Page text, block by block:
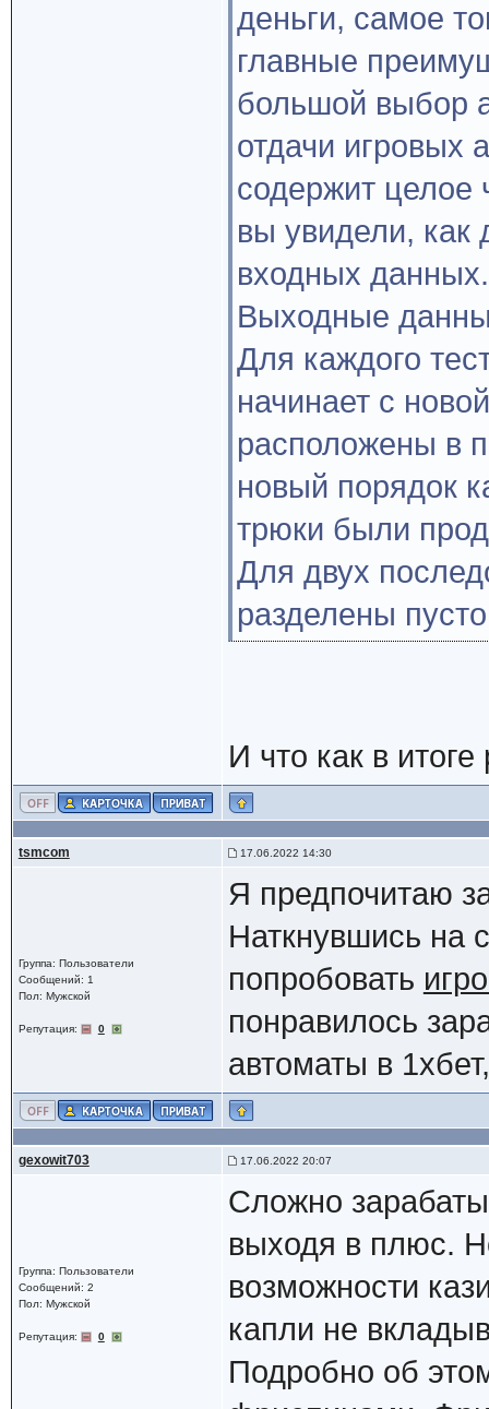
деньги, самое
главные
большой выбор
отдачи игровых
содержит целое
вы увидели, как
входных данных.
Выходные
Для каждого
начинает с
расположены в
новый порядок
трюки были
Для двух
разделены
И что как в
tsmcom 17.06.2022 14:30
Группа: Пользователи
Сообщений: 1
Пол: Мужской
Репутация: 0
Я предпочитаю
Наткнувшись на
попробовать
понравилось
автоматы в
gexowit703 17.06.2022 20:07
Группа: Пользователи
Сообщений: 2
Пол: Мужской
Репутация: 0
Сложно
выходя в плюс.
возможности
капли не
Подробно об